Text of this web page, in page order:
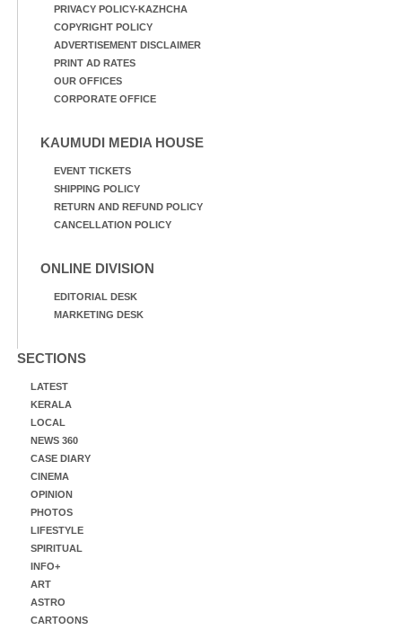
PRIVACY POLICY-KAZHCHA
COPYRIGHT POLICY
ADVERTISEMENT DISCLAIMER
PRINT AD RATES
OUR OFFICES
CORPORATE OFFICE
KAUMUDI MEDIA HOUSE
EVENT TICKETS
SHIPPING POLICY
RETURN AND REFUND POLICY
CANCELLATION POLICY
ONLINE DIVISION
EDITORIAL DESK
MARKETING DESK
SECTIONS
LATEST
KERALA
LOCAL
NEWS 360
CASE DIARY
CINEMA
OPINION
PHOTOS
LIFESTYLE
SPIRITUAL
INFO+
ART
ASTRO
CARTOONS